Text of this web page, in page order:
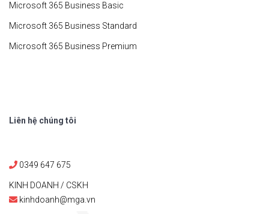
Microsoft 365 Business Basic
Microsoft 365 Business Standard
Microsoft 365 Business Premium
Liên hệ chúng tôi
0349 647 675
KINH DOANH / CSKH
kinhdoanh@mga.vn